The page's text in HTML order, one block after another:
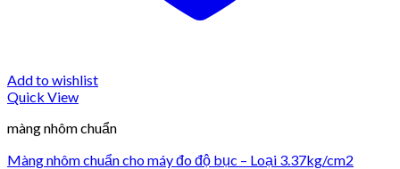
Add to wishlist
Quick View
màng nhôm chuẩn
Màng nhôm chuẩn cho máy đo độ bục – Loại 3.37kg/cm2